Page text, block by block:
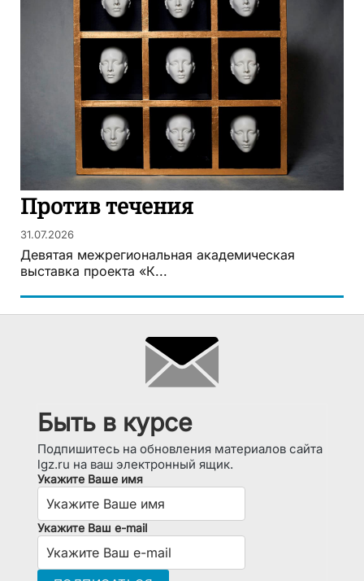
Против течения
31.07.2026
Девятая межрегиональная академическая
выставка проекта «К...
Быть в курсе
Подпишитесь на обновления материалов сайта
lgz.ru на ваш электронный ящик.
Укажите Ваше имя
Укажите Ваш e-mail